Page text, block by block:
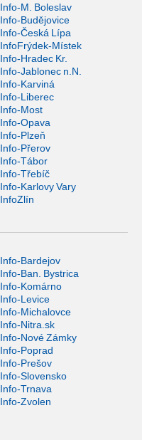
Info-M. Boleslav
Info-Budějovice
Info-Česká Lípa
InfoFrýdek-Místek
Info-Hradec Kr.
Info-Jablonec n.N.
Info-Karviná
Info-Liberec
Info-Most
Info-Opava
Info-Plzeň
Info-Přerov
Info-Tábor
Info-Třebíč
Info-Karlovy Vary
InfoZlín
Info-Bardejov
Info-Ban. Bystrica
Info-Komárno
Info-Levice
Info-Michalovce
Info-Nitra.sk
Info-Nové Zámky
Info-Poprad
Info-Prešov
Info-Slovensko
Info-Trnava
Info-Zvolen